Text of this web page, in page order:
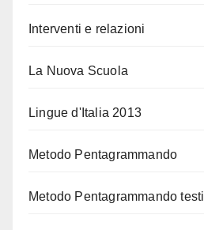
Interventi e relazioni
La Nuova Scuola
Lingue d'Italia 2013
Metodo Pentagrammando
Metodo Pentagrammando testi